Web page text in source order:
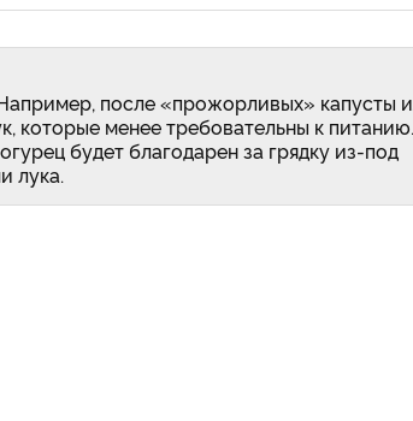
после «прожорливых» капусты
которые менее требовательны к питанию.
будет благодарен за грядку из-под
лука.